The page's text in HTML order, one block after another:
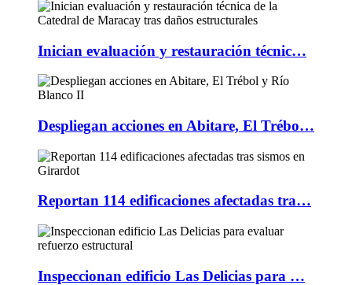
Inician evaluación y restauración técnic…
Despliegan acciones en Abitare, El Trébo…
Reportan 114 edificaciones afectadas tra…
Inspeccionan edificio Las Delicias para …